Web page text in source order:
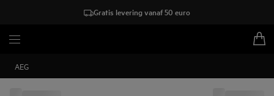
Gratis levering vanaf 50 euro
AEG